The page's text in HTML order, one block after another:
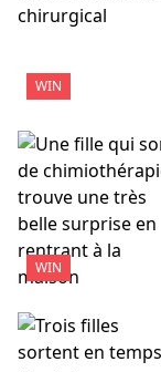
WIN
WIN